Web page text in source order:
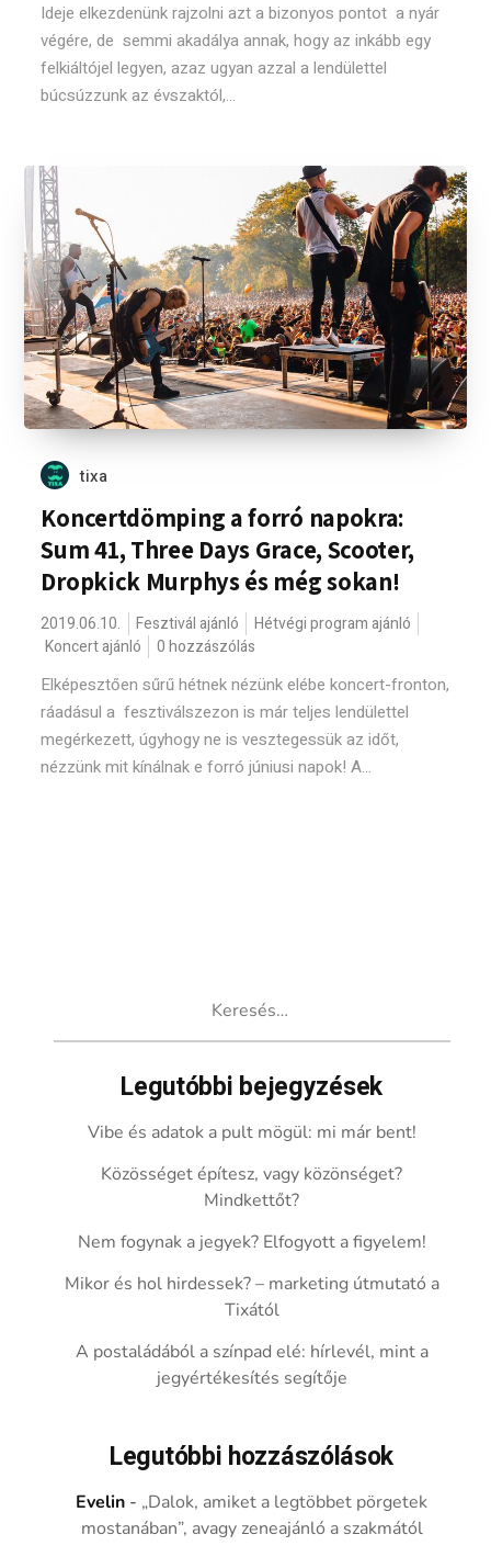
Ideje elkezdenünk rajzolni azt a bizonyos pontot a nyár
végére, de semmi akadálya annak, hogy az inkább egy
felkiáltójel legyen, azaz ugyan azzal a lendülettel
búcsúzzunk az évszaktól,...
tixa
Koncertdömping a forró napokra:
Sum 41, Three Days Grace, Scooter,
Dropkick Murphys és még sokan!
2019.06.10. Fesztivál ajánló
Hétvégi program ajánló
Koncert ajánló
0 hozzászólás
Elképesztően sűrű hétnek nézünk elébe koncert-fronton,
ráadásul a fesztiválszezon is már teljes lendülettel
megérkezett, úgyhogy ne is vesztegessük az időt,
nézzünk mit kínálnak e forró júniusi napok! A...
Legutóbbi bejegyzések
Vibe és adatok a pult mögül: mi már bent!
Közösséget építesz, vagy közönséget?
Mindkettőt?
Nem fogynak a jegyek? Elfogyott a figyelem!
Mikor és hol hirdessek? – marketing útmutató a
Tixától
A postaládából a színpad elé: hírlevél, mint a
jegyértékesítés segítője
Legutóbbi hozzászólások
Evelin - „Dalok, amiket a legtöbbet pörgetek
mostanában”, avagy zeneajánló a szakmától